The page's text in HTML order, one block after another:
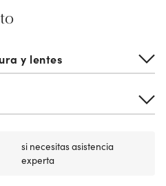
y lentes
si necesitas asistencia
experta